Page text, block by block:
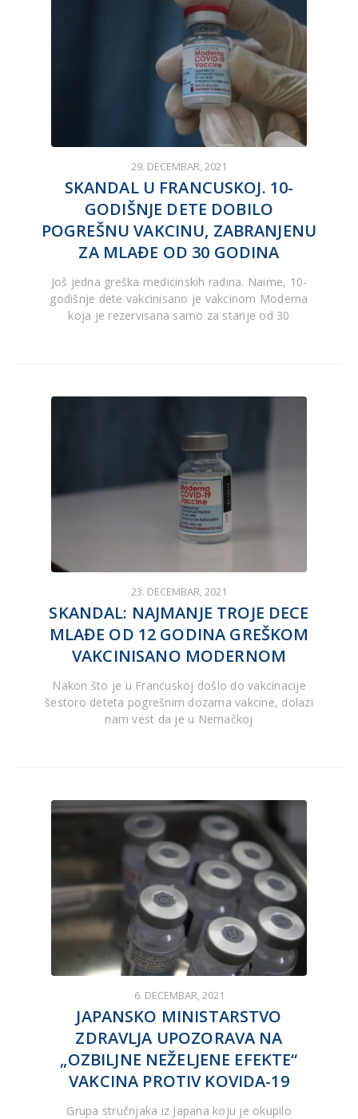
29. DECEMBAR, 2021
SKANDAL U FRANCUSKOJ. 10-
GODIŠNJE DETE DOBILO
POGREŠNU VAKCINU, ZABRANJENU
ZA MLAĐE OD 30 GODINA
Još jedna greška medicinskih radina. Naime, 10-
godišnje dete vakcinisano je vakcinom Moderna
koja je rezervisana samo za starije od 30
23. DECEMBAR, 2021
SKANDAL: NAJMANJE TROJE DECE
MLAĐE OD 12 GODINA GREŠKOM
VAKCINISANO MODERNOM
Nakon što je u Francuskoj došlo do vakcinacije
šestoro deteta pogrešnim dozama vakcine, dolazi
nam vest da je u Nemačkoj
6. DECEMBAR, 2021
JAPANSKO MINISTARSTVO
ZDRAVLJA UPOZORAVA NA
„OZBILJNE NEŽELJENE EFEKTE“
VAKCINA PROTIV KOVIDA-19
Grupa stručnjaka iz Japana koju je okupilo